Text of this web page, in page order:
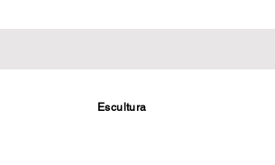
Escultura